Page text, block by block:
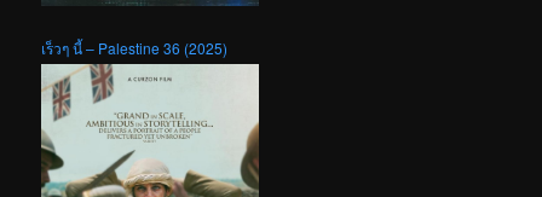
เร็วๆ นี้ – Palestine 36 (2025)